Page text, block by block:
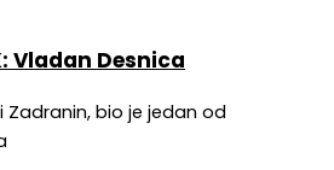
Vladan Desnica
Zadranin, bio je jedan od